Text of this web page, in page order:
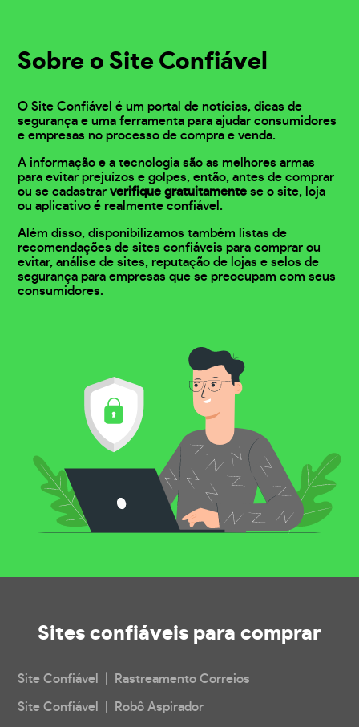
Sobre o Site Confiável
O Site Confiável é um portal de notícias, dicas de
segurança e uma ferramenta para ajudar consumidores
e empresas no processo de compra e venda.
A informação e a tecnologia são as melhores armas
para evitar prejuízos e golpes, então, antes de comprar
ou se cadastrarverifique gratuitamente se o site, loja
ou aplicativo é realmente confiável.
Além disso, disponibilizamos também listas de
recomendações de sites confiáveis para comprar ou
evitar, análise de sites, reputação de lojas e selos de
segurança para empresas que se preocupam com seus
consumidores.
Sites confiáveis para comprar
Site Confiável | Rastreamento Correios
Site Confiável | Robô Aspirador